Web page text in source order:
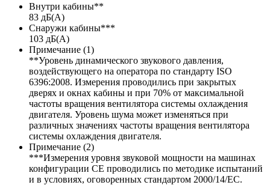
Внутри кабины**
83 дБ(А)
Снаружи кабины***
103 дБ(А)
Примечание (1)
**Уровень динамического звукового давления,
воздействующего на оператора по стандарту ISO
6396:2008. Измерения проводились при закрытых
дверях и окнах кабины и при 70% от максимальной
частоты вращения вентилятора системы охлаждения
двигателя. Уровень шума может изменяться при
различных значениях частоты вращения вентилятора
системы охлаждения двигателя.
Примечание (2)
***Измерения уровня звуковой мощности на машинах
конфигурации CE проводились по методике испытаний
и в условиях, оговоренных стандартом 2000/14/EC.